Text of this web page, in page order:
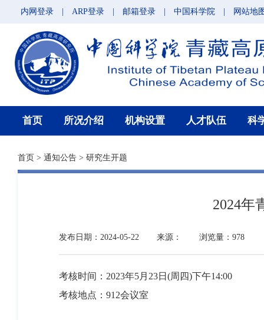
内网登录 ARP登录 邮箱登录 中国科学院 网站地
首页 所况介绍 机构设置 人才队伍 科
首页 > 通知公告 > 研究生开题
2024年
发布日期：2024-05-22 来源： 浏览量：978
考核时间：2023年5月23日(周四)下午14:00
考核地点：912会议室